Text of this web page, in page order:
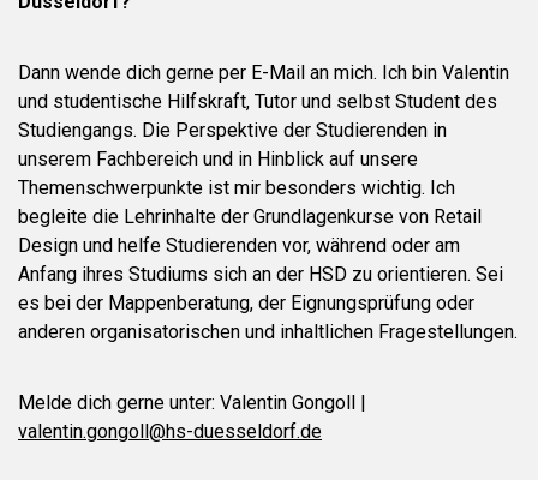
Dann wende dich gerne per E-Mail an mich. Ich bin Valentin
und studentische Hilfskraft, Tutor und selbst Student des
Studiengangs. Die Perspektive der Studierenden in
unserem Fachbereich und in Hinblick auf unsere
Themenschwerpunkte ist mir besonders wichtig. Ich
begleite die Lehrinhalte der Grundlagenkurse von Retail
Design und helfe Studierenden vor, während oder am
Anfang ihres Studiums sich an der HSD zu orientieren. Sei
es bei der Mappenberatung, der Eignungsprüfung oder
anderen organisatorischen und inhaltlichen Fragestellungen.
Melde dich gerne unter: Valentin Gongoll |
valentin.gongoll@hs-duesseldorf.de